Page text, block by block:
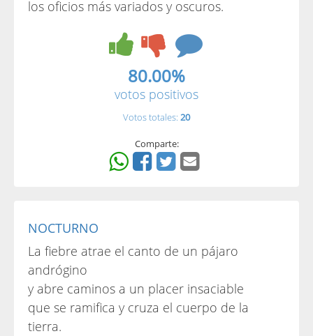
los oficios más variados y oscuros.
80.00%
votos positivos
Votos totales: 20
Comparte:
NOCTURNO
La fiebre atrae el canto de un pájaro
andrógino
y abre caminos a un placer insaciable
que se ramifica y cruza el cuerpo de la
tierra.